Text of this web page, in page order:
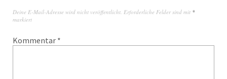
Deine E-Mail-Adresse wird nicht veröffentlicht. Erforderliche Felder sind mit *
markiert
Kommentar *